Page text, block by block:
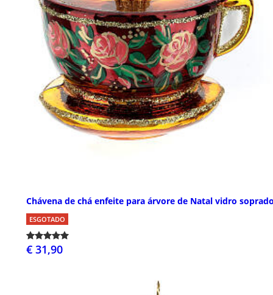
Chávena de chá enfeite para árvore de Natal vidro
ESGOTADO
€ 31,90